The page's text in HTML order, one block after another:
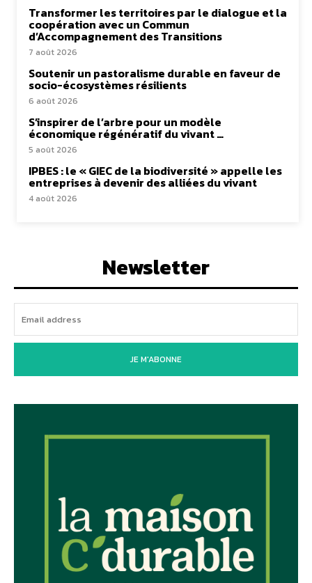
Transformer les territoires par le dialogue et la
coopération avec un Commun
d’Accompagnement des Transitions
7 août 2026
Soutenir un pastoralisme durable en faveur de
socio-écosystèmes résilients
6 août 2026
S’inspirer de l’arbre pour un modèle
économique régénératif du vivant …
5 août 2026
IPBES : le « GIEC de la biodiversité » appelle les
entreprises à devenir des alliées du vivant
4 août 2026
Newsletter
JE M'ABONNE